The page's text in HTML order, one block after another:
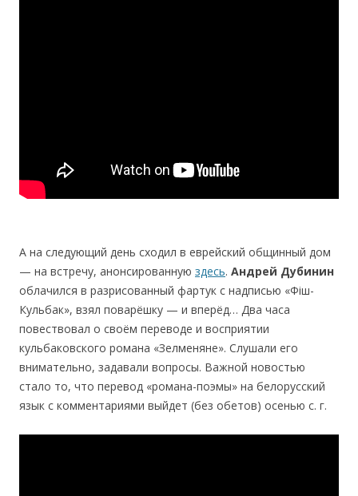
А на следующий день сходил в еврейский общинный дом
— на встречу, анонсированную здесь. Андрей Дубинин
облачился в разрисованный фартук с надписью «Фiш-
Кульбак», взял поварёшку — и вперёд… Два часа
повествовал о своём переводе и восприятии
кульбаковского романа «Зелменяне». Слушали его
внимательно, задавали вопросы. Важной новостью
стало то, что перевод «романа-поэмы» на белорусский
язык с комментариями выйдет (без обетов) осенью с. г.